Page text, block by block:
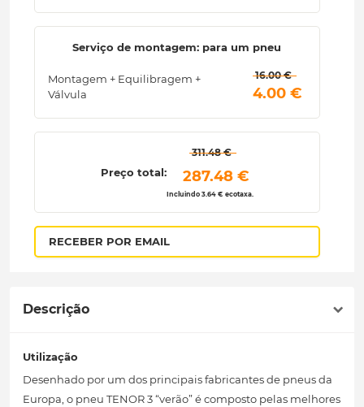
Serviço de montagem: para um pneu
Montagem + Equilibragem +
Válvula
16.00 €
4.00 €
Preço total:
311.48 €
287.48 €
Incluindo 3.64 € ecotaxa.
RECEBER POR EMAIL
Descrição
Utilização
Desenhado por um dos principais fabricantes de pneus da
Europa, o pneu TENOR 3 “verão” é composto pelas melhores